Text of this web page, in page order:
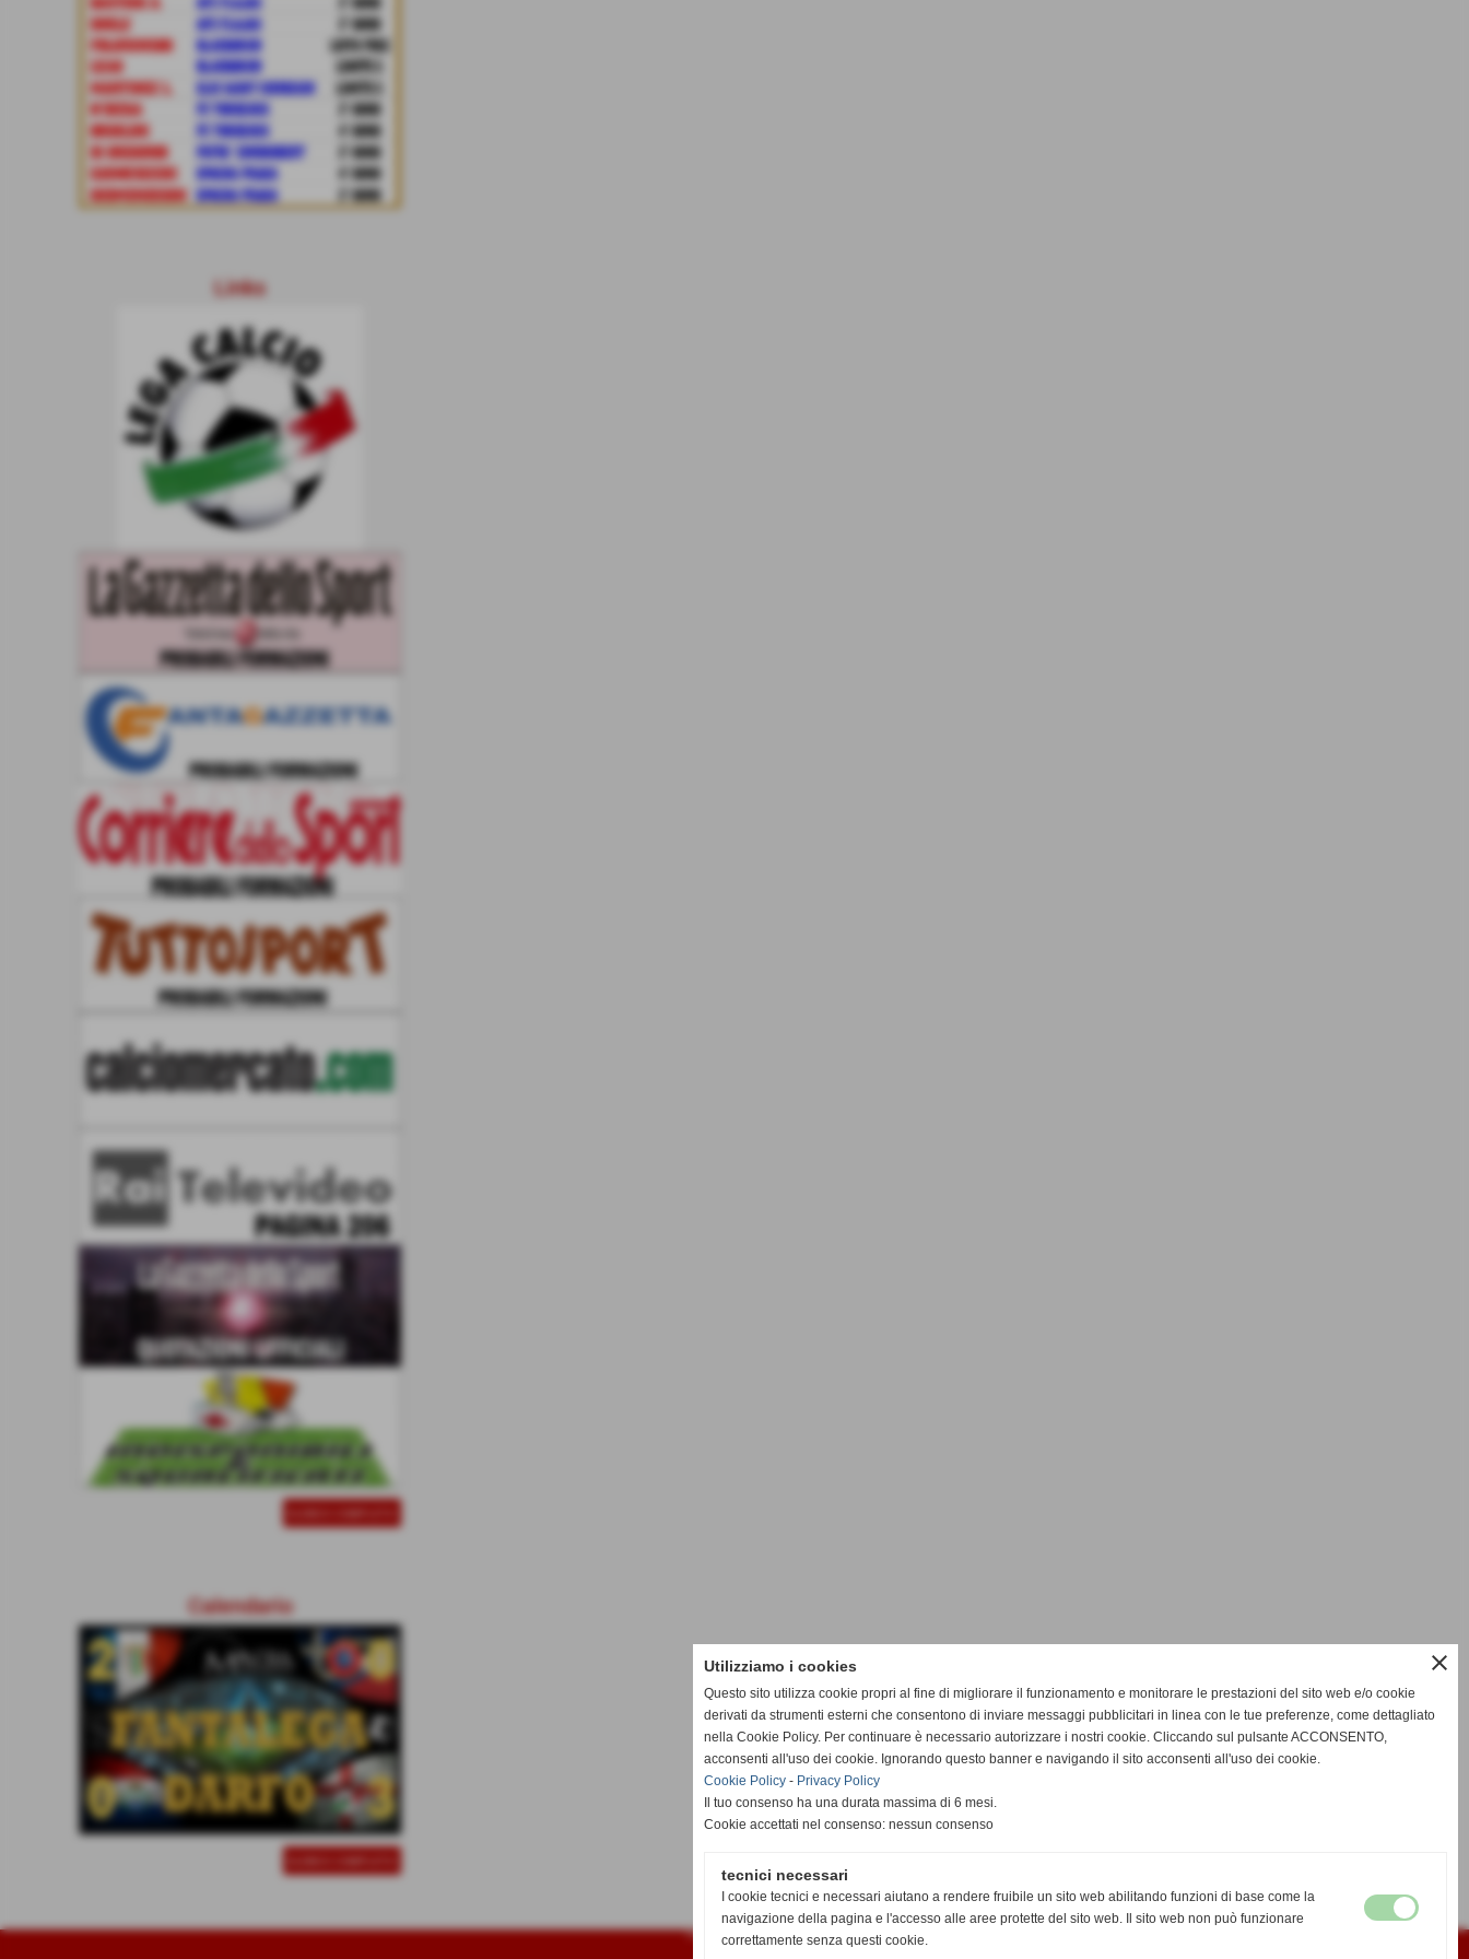
Links
Calendario
Fantalega Darfo 2003
close
Utilizziamo i cookies
Questo sito utilizza cookie propri al fine di migliorare il funzionamento e monitorare le prestazioni del sito web e/o cookie
derivati da strumenti esterni che consentono di inviare messaggi pubblicitari in linea con le tue preferenze, come dettagliato
nella Cookie Policy. Per continuare è necessario autorizzare i nostri cookie. Cliccando sul pulsante ACCONSENTO,
acconsenti all'uso dei cookie. Ignorando questo banner e navigando il sito acconsenti all'uso dei cookie.
Cookie Policy - Privacy Policy
Il tuo consenso ha una durata massima di 6 mesi.
Cookie accettati nel consenso: nessun consenso
tecnici necessari
I cookie tecnici e necessari aiutano a rendere fruibile un sito web abilitando funzioni di base come la
navigazione della pagina e l'accesso alle aree protette del sito web. Il sito web non può funzionare
correttamente senza questi cookie.